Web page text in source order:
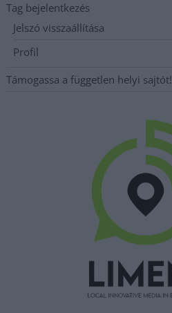
Tag bejelentkezés
Jelszó visszaállítása
Profil
Támogassa a független helyi sajtót!